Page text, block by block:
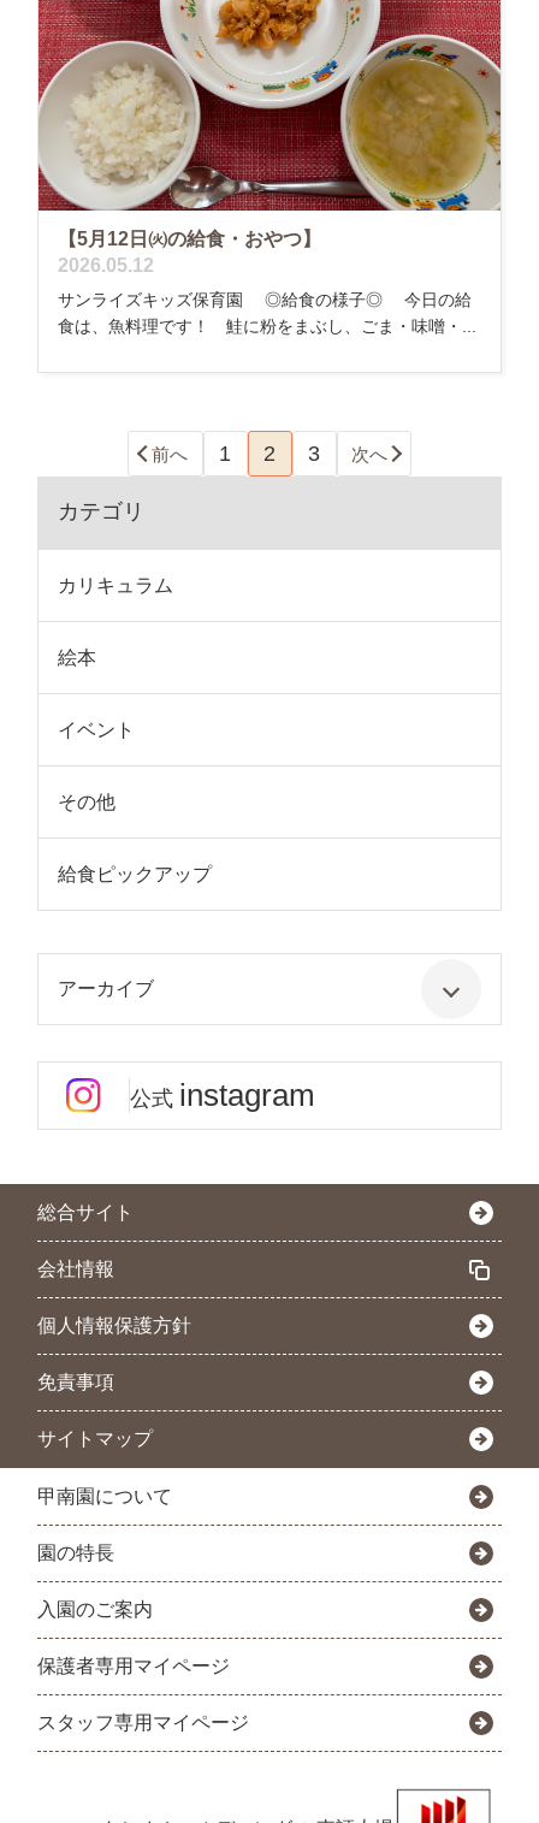
【5月12日㈫の給食・おやつ】
2026.05.12
サンライズキッズ保育園 ◎給食の様子◎ 今日の給
食は、魚料理です！ 鮭に粉をまぶし、ごま・味噌・...
前へ 1 2 3 次へ
カテゴリ
カリキュラム
絵本
イベント
その他
給食ピックアップ
アーカイブ
公式 instagram
総合サイト
会社情報
個人情報保護方針
免責事項
サイトマップ
甲南園について
園の特長
入園のご案内
保護者専用マイページ
スタッフ専用マイページ